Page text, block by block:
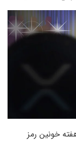
خونین رمز